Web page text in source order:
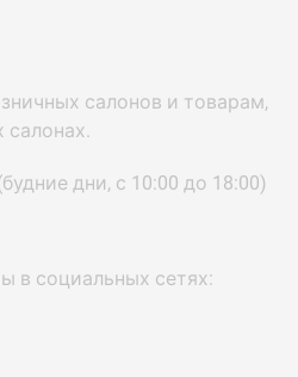
салонов и товарам,
салонах.
дни, с 10:00 до 18:00)
в социальных сетях: